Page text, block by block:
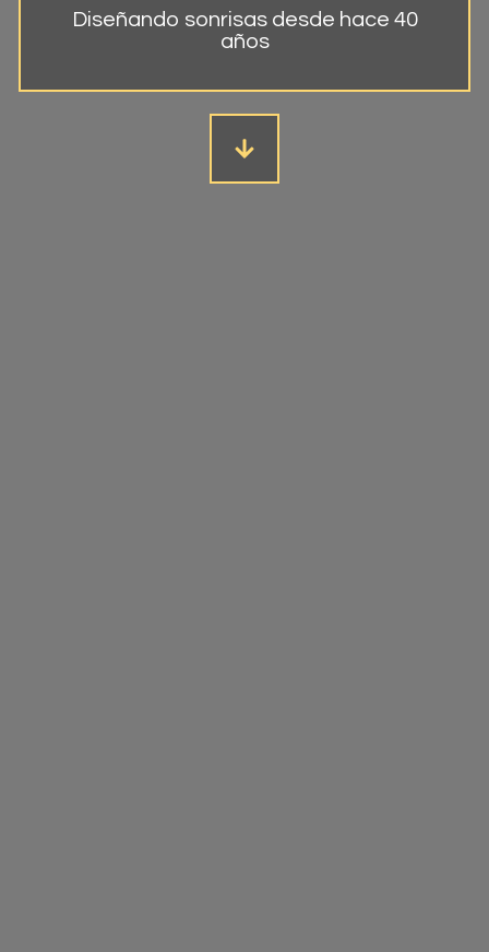
Diseñando sonrisas desde hace 40
años